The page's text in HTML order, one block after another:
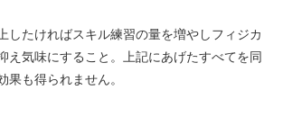
したければスキル練習の量を増やしフィジカ
え気味にすること。上記にあげたすべてを同
果も得られません。